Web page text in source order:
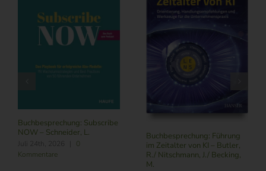
Buchbesprechung: Subscribe
NOW – Schneider, L.
Juli 24th, 2026
0
Kommentare
Buchbesprechung: Führung
im Zeitalter von KI – Butler,
R./ Nitschmann, J./ Becking,
M.